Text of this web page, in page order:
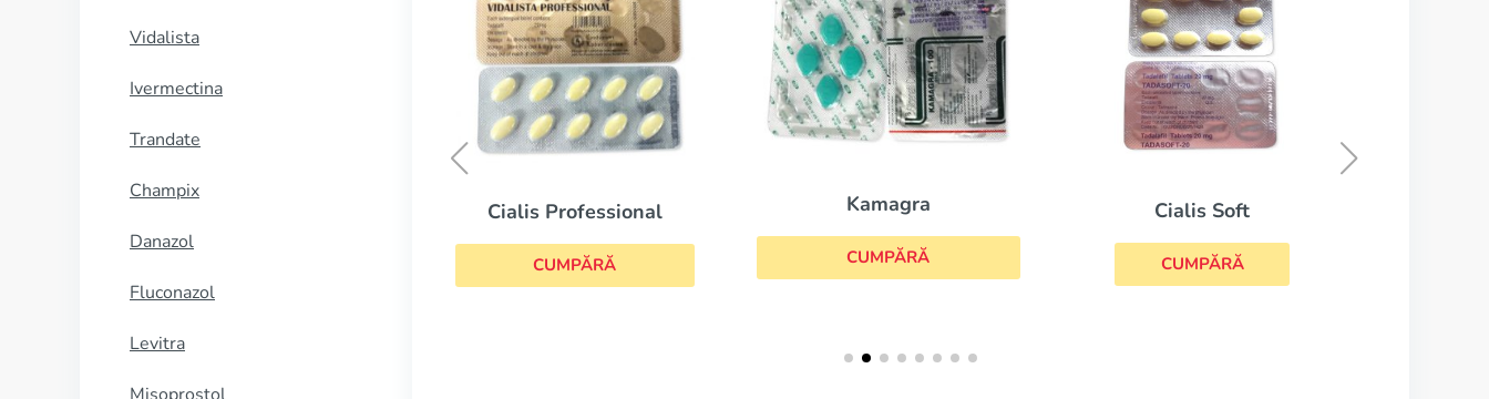
Vidalista
Ivermectina
Trandate
Champix
Danazol
Fluconazol
Levitra
Kamagra
CUMPĂRĂ
Cialis Soft
CUMPĂRĂ
Cialis Daily